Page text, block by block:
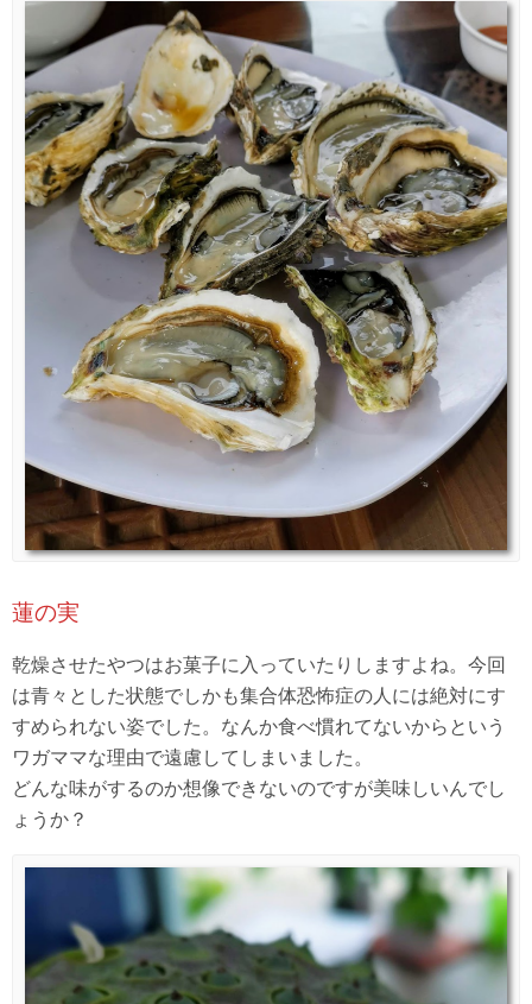
蓮の実
乾燥させたやつはお菓子に入っていたりしますよね。今回
は青々とした状態でしかも集合体恐怖症の人には絶対にす
すめられない姿でした。なんか食べ慣れてないからという
ワガママな理由で遠慮してしまいました。
どんな味がするのか想像できないのですが美味しいんでし
ょうか？